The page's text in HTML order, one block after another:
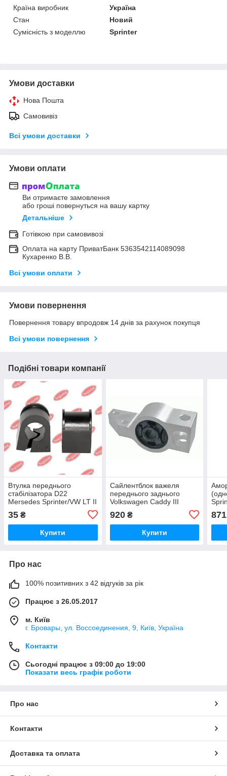
Країна виробник
Україна
Стан
Новий
Сумісність з моделлю
Sprinter
Умови доставки
Нова Пошта
Самовивіз
Всі умови доставки
Умови оплати
Ви отримаєте замовлення
або гроші повернуться на вашу картку
Детальніше
Готівкою при самовивозі
Оплата на карту ПриватБанк 5363542114089098
Кухаренко В.В.
Всі умови оплати
Умови повернення
Повернення товару впродовж 14 днів за рахунок покупця
Всі умови повернення
Подібні товари компанії
Втулка переднього
стабілізатора D22
Mersedes Sprinter/VW LT II
35 ₴
Купити
Сайлентблок важеля
переднього заднього
Volkswagen Caddy III
(Німеччина)
920₴
Купити
871
Про нас
100% позитивних з 42 відгуків за рік
Працює з 26.05.2017
м. Київ
г. Бровары, ул. Воссоединения, 9, Київ, Україна
Контакти
Сьогодні працює з 09:00 до 19:00
Показати весь графік роботи
Про нас
Контакти
Доставка та оплата